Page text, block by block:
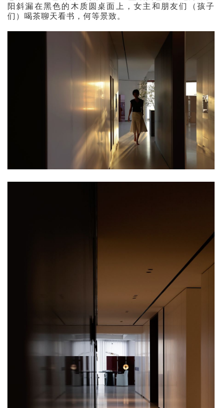
阳斜漏在黑色的木质圆桌面上，女主和朋友们（孩子
们）喝茶聊天看书，何等景致。